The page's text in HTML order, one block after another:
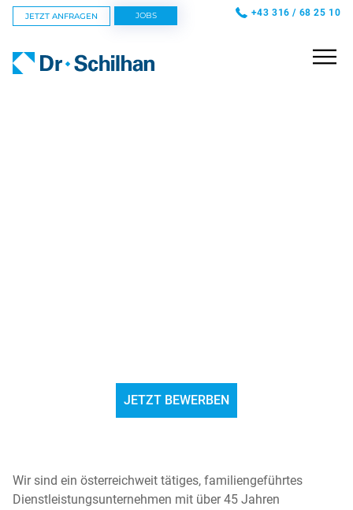
JETZT ANFRAGEN +43 316 / 68 25 10
GEBÄUDESERVICE
JOBS
JETZT BEWERBEN
Wir sind ein österreichweit tätiges, familiengeführtes
Dienstleistungsunternehmen mit über 45 Jahren